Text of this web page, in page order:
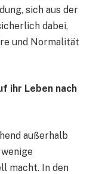
sich aus der
dabei,
und Normalität
ihr Leben nach
außerhalb
macht. In den